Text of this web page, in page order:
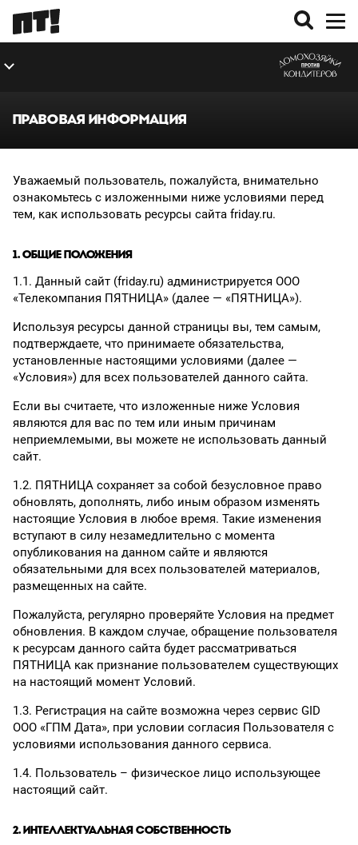
ВЫПУСКИ
ПРАВОВАЯ ИНФОРМАЦИЯ
Уважаемый пользователь, пожалуйста, внимательно
ознакомьтесь с изложенными ниже условиями перед
тем, как использовать ресурсы сайта friday.ru.
1. ОБЩИЕ ПОЛОЖЕНИЯ
1.1. Данный сайт (friday.ru) администрируется ООО
«Телекомпания ПЯТНИЦА» (далее — «ПЯТНИЦА»).
Используя ресурсы данной страницы вы, тем самым,
подтверждаете, что принимаете обязательства,
установленные настоящими условиями (далее —
«Условия») для всех пользователей данного сайта.
Если вы считаете, что изложенные ниже Условия
являются для вас по тем или иным причинам
неприемлемыми, вы можете не использовать данный
сайт.
1.2. ПЯТНИЦА сохраняет за собой безусловное право
обновлять, дополнять, либо иным образом изменять
настоящие Условия в любое время. Такие изменения
вступают в силу незамедлительно с момента
опубликования на данном сайте и являются
обязательными для всех пользователей материалов,
размещенных на сайте.
Пожалуйста, регулярно проверяйте Условия на предмет
обновления. В каждом случае, обращение пользователя
к ресурсам данного сайта будет рассматриваться
ПЯТНИЦА как признание пользователем существующих
на настоящий момент Условий.
1.3. Регистрация на сайте возможна через сервис GID
ООО «ГПМ Дата», при условии согласия Пользователя с
условиями использования данного сервиса.
1.4. Пользователь – физическое лицо использующее
настоящий сайт.
2. ИНТЕЛЛЕКТУАЛЬНАЯ СОБСТВЕННОСТЬ